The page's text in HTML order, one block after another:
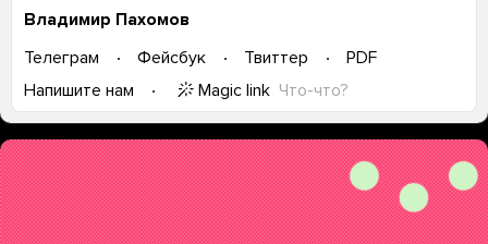
Владимир Пахомов
Телеграм
Фейсбук Твиттер
PDF
Напишите нам
Magic link Что-что?